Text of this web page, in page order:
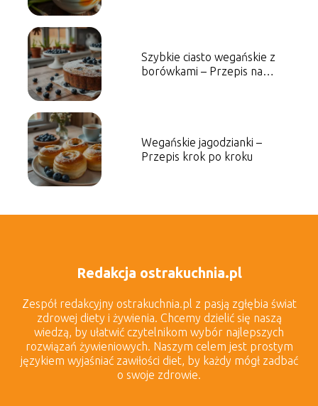
Szybkie ciasto wegańskie z
borówkami – Przepis na
Wegańskie jagodzianki –
Przepis krok po kroku
Redakcja ostrakuchnia.pl
Zespół redakcyjny ostrakuchnia.pl z pasją zgłębia świat
zdrowej diety i żywienia. Chcemy dzielić się naszą
wiedzą, by ułatwić czytelnikom wybór najlepszych
rozwiązań żywieniowych. Naszym celem jest prostym
językiem wyjaśniać zawiłości diet, by każdy mógł zadbać
o swoje zdrowie.